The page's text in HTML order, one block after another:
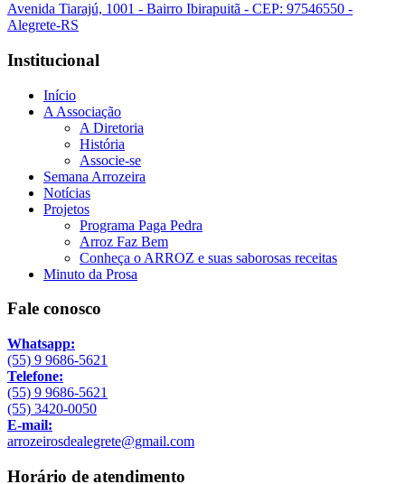
Avenida Tiarajú, 1001 - Bairro Ibirapuitã - CEP: 97546550 -
Alegrete-RS
Institucional
Início
A Associação
A Diretoria
História
Associe-se
Semana Arrozeira
Notícias
Projetos
Programa Paga Pedra
Arroz Faz Bem
Conheça o ARROZ e suas saborosas receitas
Minuto da Prosa
Fale conosco
Whatsapp:
(55) 9 9686-5621
Telefone:
(55) 9 9686-5621
(55) 3420-0050
E-mail:
arrozeirosdealegrete@gmail.com
Horário de atendimento